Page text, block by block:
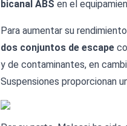
bicanal ABS en el
Para aumentar su
dos conjuntos de escape
y de contaminantes, en
Suspensiones proporcionan